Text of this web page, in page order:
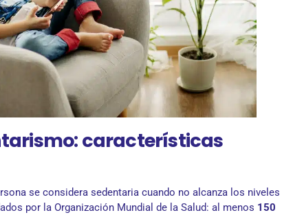
características
se considera sedentaria cuando no alcanza los niveles
por la Organización Mundial de la Salud: al menos 150